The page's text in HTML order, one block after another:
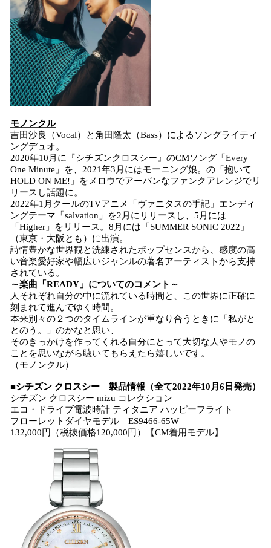
モノンクル
吉田沙良（Vocal）と角田隆太（Bass）によるソングライティ
ングデュオ。
2020年10月に『シチズンクロスシー』のCMソング「Every
One Minute」を、2021年3月にはモーニング娘。の「抱いて
HOLD ON ME!」をメロウでアーバンなファンクアレンジでリ
リースし話題に。
2022年1月クールのTVアニメ「ヴァニタスの手記」エンディ
ングテーマ「salvation」を2月にリリースし、5月には
「Higher」をリリース。8月には「SUMMER SONIC 2022」
（東京・大阪とも）に出演。
詩情豊かな世界観と洗練されたポップセンスから、感度の高
い音楽愛好家や幅広いジャンルの著名アーティストから支持
されている。
～楽曲「READY」についてのコメント～
人それぞれ自分の中に流れている時間と、この世界に正確に
刻まれて進んでゆく時間。
本来別々の２つのタイムラインが重なり合うときに「私がと
とのう。」のかなと思い、
そのきっかけを作ってくれる自分にとって大切な人やモノの
ことを思いながら聴いてもらえたら嬉しいです。
（モノンクル）
■シチズン クロスシー 製品情報（全て2022年10月6日発売）
シチズン クロスシー mizu コレクション
エコ・ドライブ電波時計 ティタニア ハッピーフライト
フローレットダイヤモデル ES9466-65W
132,000円（税抜価格120,000円）【CM着用モデル】